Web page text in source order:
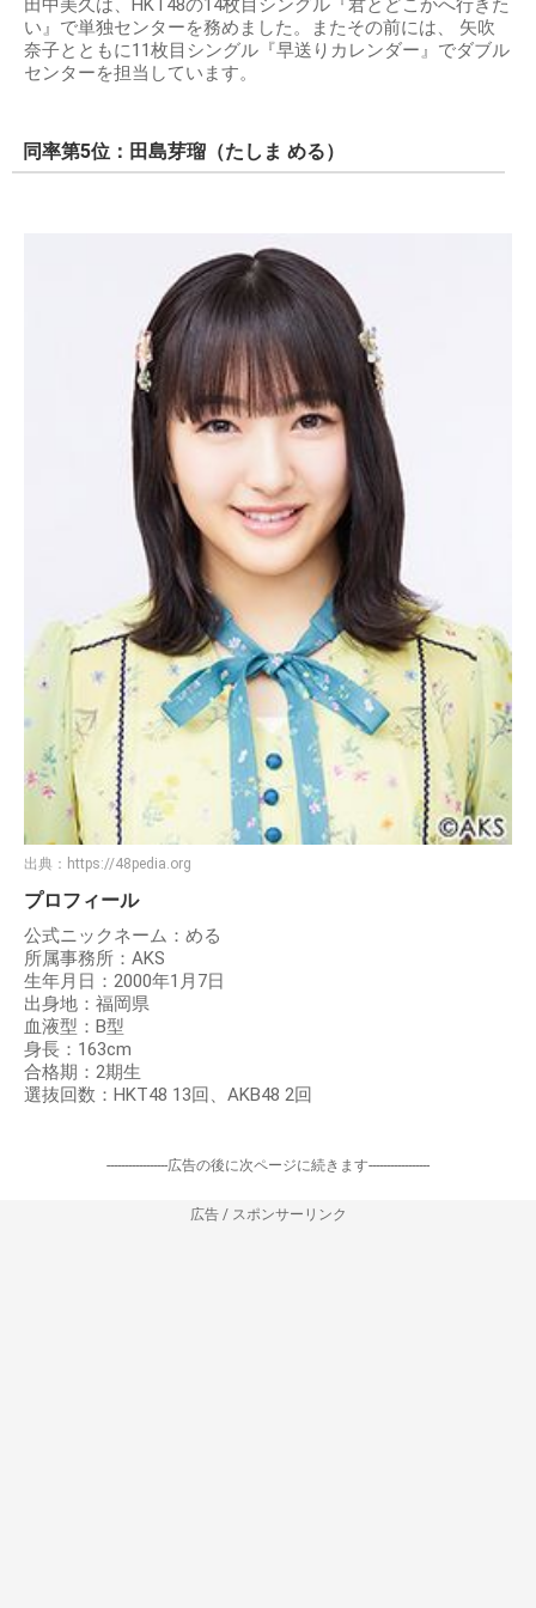
田中美久は、HKT48の14枚目シングル『君とどこかへ行きた
い』で単独センターを務めました。またその前には、 矢吹
奈子とともに11枚目シングル『早送りカレンダー』でダブル
センターを担当しています。
同率第5位：田島芽瑠（たしま める）
出典： https://48pedia.org
プロフィール
公式ニックネーム：める
所属事務所：AKS
生年月日：2000年1月7日
出身地：福岡県
血液型：B型
身長：163cm
合格期：2期生
選抜回数：HKT48 13回、AKB48 2回
-----------------広告の後に次ページに続きます-----------------
広告 / スポンサーリンク